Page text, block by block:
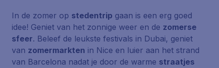
In de zomer op stedentrip gaan is een erg goed
idee! Geniet van het zonnige weer en de zomerse
sfeer. Beleef de leukste festivals in Dubai, geniet
van zomermarkten in Nice en luier aan het strand
van Barcelona nadat je door de warme straatjes